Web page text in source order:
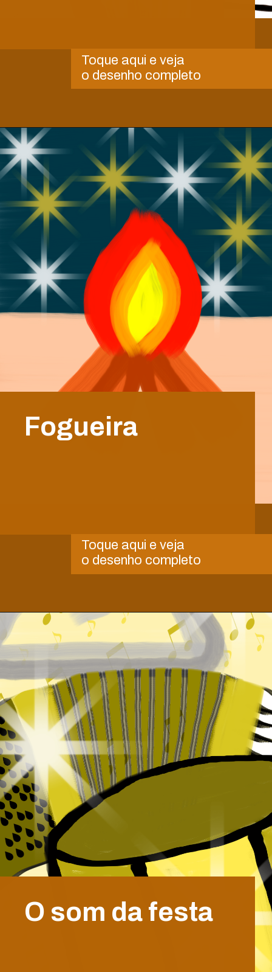
Toque aqui e veja
o desenho completo
Fogueira
Toque aqui e veja
o desenho completo
O som da festa